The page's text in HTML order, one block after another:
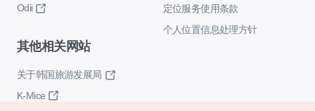
Odii
定位服务使用条款
个人位置信息处理方针
其他相关网站
关于韩国旅游发展局
K-Mice